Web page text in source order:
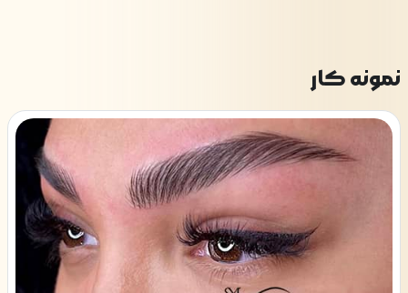
نمونه کار